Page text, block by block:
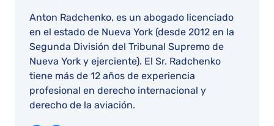
Anton Radchenko, es un abogado licenciado
en el estado de Nueva York (desde 2012 en la
Segunda División del Tribunal Supremo de
Nueva York y ejerciente). El Sr. Radchenko
tiene más de 12 años de experiencia
profesional en derecho internacional y
derecho de la aviación.